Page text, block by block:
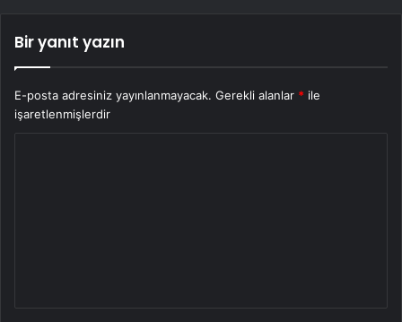
Bir yanıt yazın
E-posta adresiniz yayınlanmayacak. Gerekli alanlar * ile
işaretlenmişlerdir